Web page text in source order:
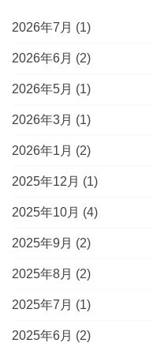
2026年7月 (1)
2026年6月 (2)
2026年5月 (1)
2026年3月 (1)
2026年1月 (2)
2025年12月 (1)
2025年10月 (4)
2025年9月 (2)
2025年8月 (2)
2025年7月 (1)
2025年6月 (2)